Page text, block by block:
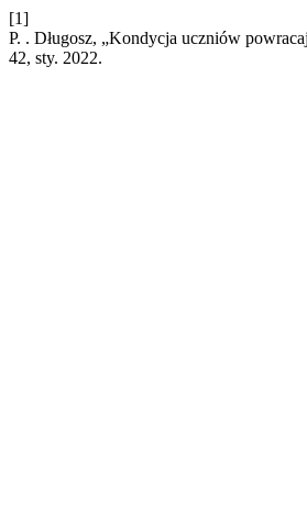
[1]
P. . Długosz, „Kondycja uczniów
42, sty. 2022.